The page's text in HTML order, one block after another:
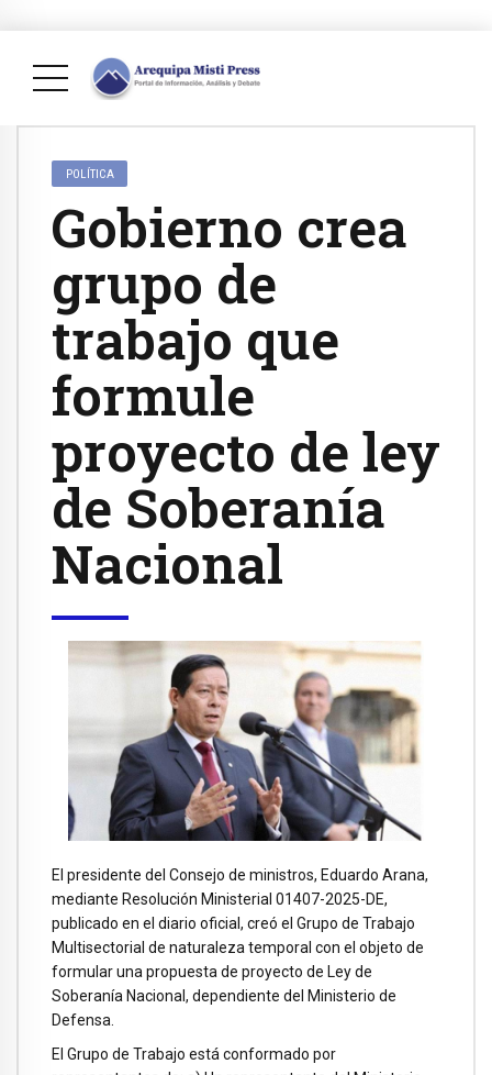
POLÍTICA
Gobierno crea
grupo de
trabajo que
formule
proyecto de ley
de Soberanía
Nacional
El presidente del Consejo de ministros, Eduardo Arana,
mediante Resolución Ministerial 01407-2025-DE,
publicado en el diario oficial, creó el Grupo de Trabajo
Multisectorial de naturaleza temporal con el objeto de
formular una propuesta de proyecto de Ley de
Soberanía Nacional, dependiente del Ministerio de
Defensa.
El Grupo de Trabajo está conformado por